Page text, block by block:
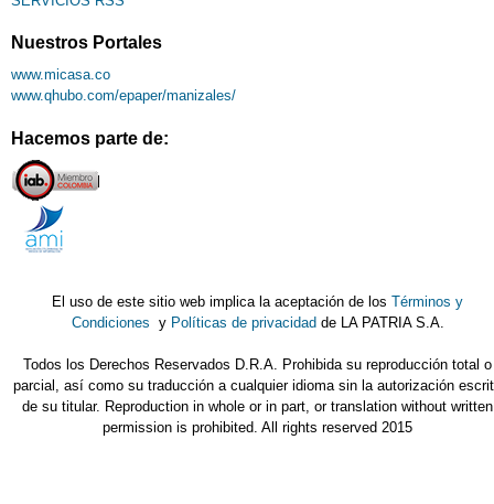
Nuestros Portales
www.micasa.co
www.qhubo.com/epaper/manizales/
Hacemos parte de:
El uso de este sitio web implica la aceptación de losTérminos y
Condiciones y Políticas de privacidad de LA PATRIA S.A.
Todos los Derechos Reservados D.R.A. Prohibida su reproducción total o
parcial, así como su traducción a cualquier idioma sin la autorización
de su titular. Reproduction in whole or in part, or translation without written
permission is prohibited. All rights reserved 2015